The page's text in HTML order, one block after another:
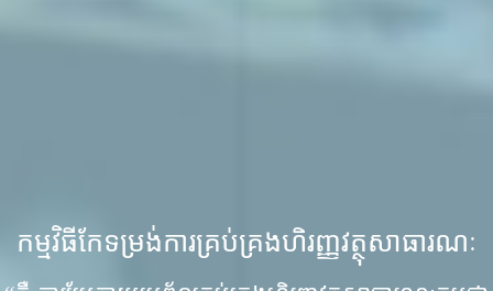
កម្មវិធីកែទម្រង់ការគ្រប់គ្រងហិរញ្ញវត្ថុ
សាធារណៈ